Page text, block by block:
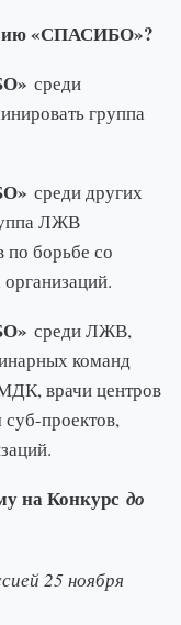
«СПАСИБО»?
среди
группа
среди других
ЛЖВ
по борьбе со
среди ЛЖВ,
команд
врачи центров
проектов,
наКонкурс до
25 ноября